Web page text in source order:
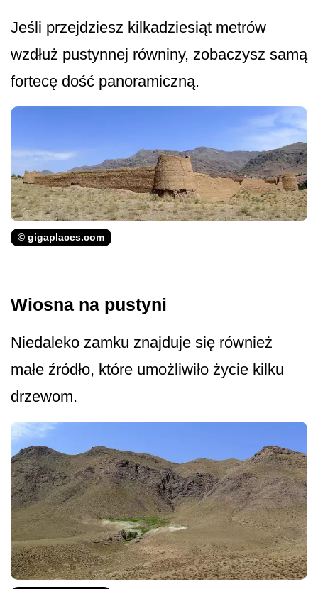
Jeśli przejdziesz kilkadziesiąt metrów
wzdłuż pustynnej równiny, zobaczysz samą
fortecę dość panoramiczną.
© gigaplaces.com
Wiosna na pustyni
Niedaleko zamku znajduje się również
małe źródło, które umożliwiło życie kilku
drzewom.